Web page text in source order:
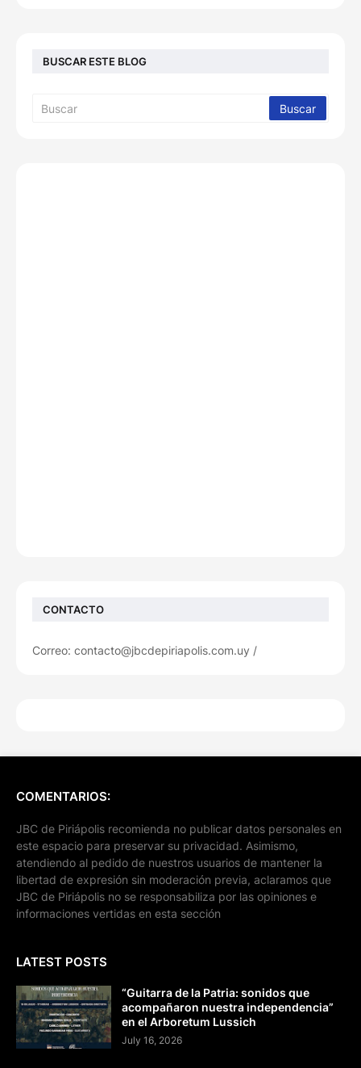
BUSCAR ESTE BLOG
CONTACTO
Correo: contacto@jbcdepiriapolis.com.uy /
COMENTARIOS:
JBC de Piriápolis recomienda no publicar datos personales en
este espacio para preservar su privacidad. Asimismo,
atendiendo al pedido de nuestros usuarios de mantener la
libertad de expresión sin moderación previa, aclaramos que
JBC de Piriápolis no se responsabiliza por las opiniones e
informaciones vertidas en esta sección
LATEST POSTS
“Guitarra de la Patria: sonidos que
acompañaron nuestra independencia”
en el Arboretum Lussich
July 16, 2026